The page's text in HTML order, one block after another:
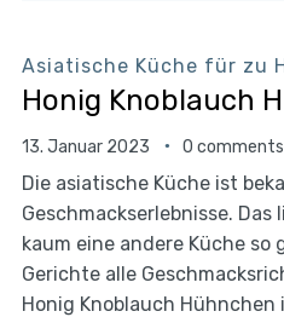
Asiatische Küche für zu
Honig Knoblauch
13. Januar 2023 0 comments
Die asiatische Küche ist
Geschmackserlebnisse.
kaum eine andere Küche
Gerichte alle
Honig Knoblauch Hühnchen